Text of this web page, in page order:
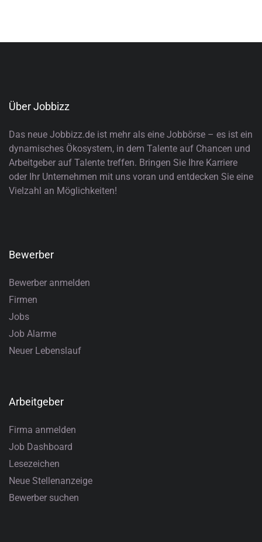
Über Jobbizz
Das neue Jobbizz.de ist mehr als eine Jobbörse – es ist ein
dynamisches Ökosystem, in dem Talente auf Chancen und
Arbeitgeber auf Talente treffen. Bringen Sie Ihre Karriere
oder Ihr Unternehmen mit uns voran und entdecken Sie eine
Vielzahl an Möglichkeiten!
Bewerber
Bewerber anmelden
Firmen
Jobs
Job Alarme
Neuer Lebenslauf
Arbeitgeber
Firma anmelden
Job Dashboard
Lesezeichen
Neue Stellenanzeige
Bewerber suchen